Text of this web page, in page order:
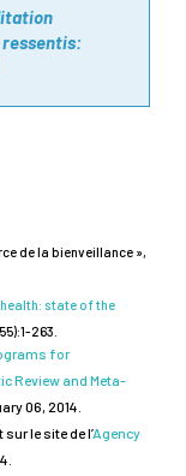
de la bienveillance »,
state of the
263.
for
Review and Meta-
06, 2014.
le site de l’Agency